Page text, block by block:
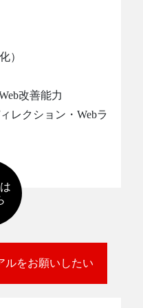
）
改善能力
レクション・Webラ
ルをお願いしたい